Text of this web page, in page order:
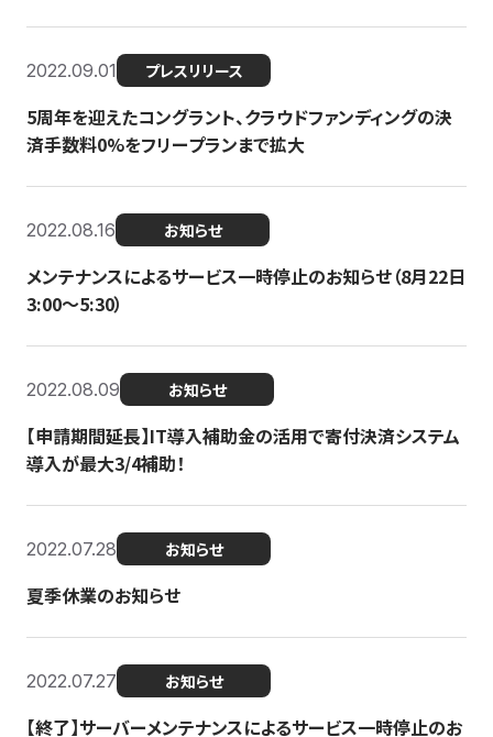
2022.09.01 プレスリリース
5周年を迎えたコングラント、クラウドファンディングの決
済手数料0%をフリープランまで拡大
2022.08.16 お知らせ
メンテナンスによるサービス一時停止のお知らせ（8月22日
3:00〜5:30）
2022.08.09 お知らせ
【申請期間延長】IT導入補助金の活用で寄付決済システム
導入が最大3/4補助！
2022.07.28 お知らせ
夏季休業のお知らせ
2022.07.27 お知らせ
【終了】サーバーメンテナンスによるサービス一時停止のお